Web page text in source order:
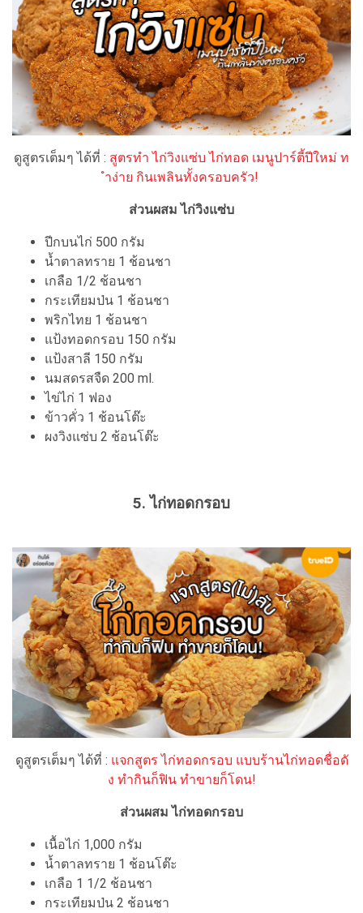
ดูสูตรเต็มๆ ได้ที่ : สูตรทำ ไก่วิงแซ่บ ไก่ทอด เมนูปาร์ตี้ปีใหม่ ท
ำง่าย กินเพลินทั้งครอบครัว!
ส่วนผสม ไก่วิงแซ่บ
ปีกบนไก่ 500 กรัม
น้ำตาลทราย 1 ช้อนชา
เกลือ 1/2 ช้อนชา
กระเทียมป่น 1 ช้อนชา
พริกไทย 1 ช้อนชา
แป้งทอดกรอบ 150 กรัม
แป้งสาลี 150 กรัม
นมสดรสจืด 200 ml.
ไข่ไก่ 1 ฟอง
ข้าวคั่ว 1 ช้อนโต๊ะ
ผงวิงแซ่บ 2 ช้อนโต๊ะ
5. ไก่ทอดกรอบ
ดูสูตรเต็มๆ ได้ที่ : แจกสูตร ไก่ทอดกรอบ แบบร้านไก่ทอดชื่อดั
ง ทำกินก็ฟิน ทำขายก็โดน!
ส่วนผสม ไก่ทอดกรอบ
เนื้อไก่ 1,000 กรัม
น้ำตาลทราย 1 ช้อนโต๊ะ
เกลือ 1 1/2 ช้อนชา
กระเทียมป่น 2 ช้อนชา